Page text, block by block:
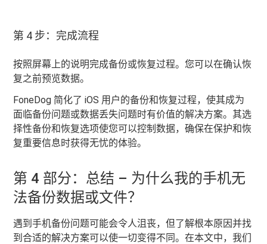
第 4 步：完成流程
按照屏幕上的说明完成备份或恢复过程。您可以在确认恢
复之前预览数据。
FoneDog 简化了 iOS 用户的备份和恢复过程，使其成为
面临备份问题或数据丢失问题时有价值的解决方案。其选
择性备份和恢复选项使您可以控制数据，确保在保护和恢
复重要信息时获得无忧的体验。
第 4 部分：总结 – 为什么我的手机无
法备份数据或文件？
遇到手机备份问题可能会令人沮丧，但了解根本原因并找
到合适的解决方案可以使一切变得不同。在本文中，我们